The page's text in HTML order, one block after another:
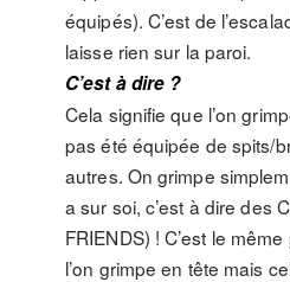
équipés). C’est de
laisse rien sur la paroi.
C’est à dire ?
Cela signifie que l’on
pas été équipée de spits/
autres. On grimpe
a sur soi, c’est à dire des
FRIENDS) ! C’est le
l’on grimpe en tête mais